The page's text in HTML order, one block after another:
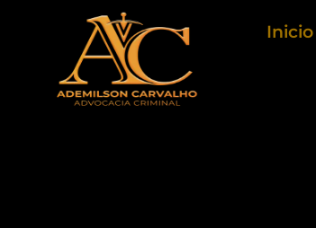
conteúdo
Inicio